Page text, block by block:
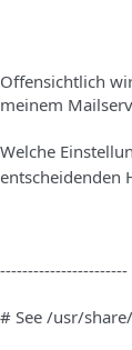
Offensichtlich
meinem
Welche
entscheidenden
-----------------------
# See /usr/